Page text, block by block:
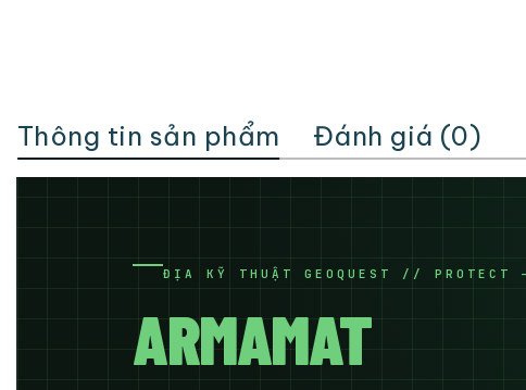
Thông tin sản phẩm Đánh giá (0)
ĐỊA KỸ THUẬT GEOQUEST // PROTECT
ARMAMAT